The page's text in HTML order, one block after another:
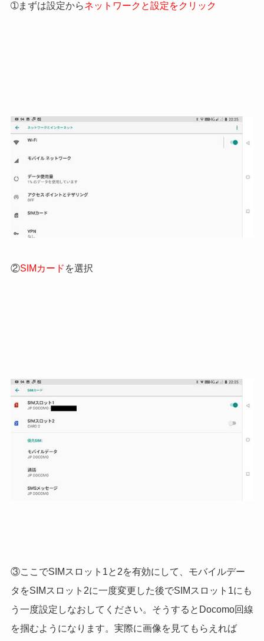
➀まずは設定からネットワークと設定をクリック
②SIMカード を選択
③ここでSIMスロット1と2を有効にして、モバイルデー
タをSIMスロット2に一度変更した後でSIMスロット1にも
う一度設定しなおしてください。そうするとDocomo回線
を掴むようになります。実際に画像を見てもらえれば